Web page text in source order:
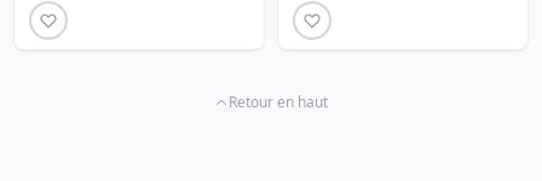
Retour en haut